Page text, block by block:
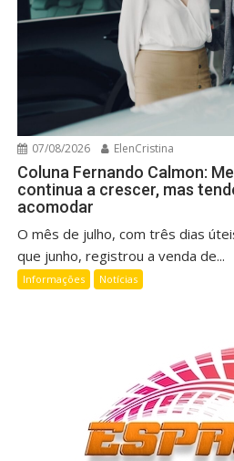
07/08/2026 ElenCristina
Coluna Fernando Calmon:
continua a crescer, mas
acomodar
O mês de julho, com três dias
que junho, registrou a venda de...
Informações Notícias